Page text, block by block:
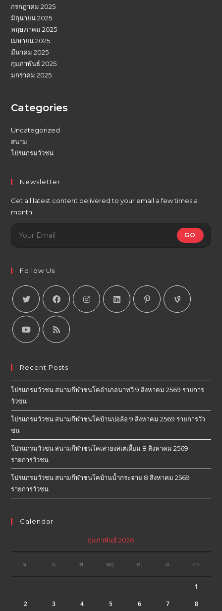
กรกฎาคม 2025
มิถุนายน 2025
พฤษภาคม 2025
เมษายน 2025
มีนาคม 2025
กุมภาพันธ์ 2025
มกราคม 2025
Categories
Uncategorized
สนาม
โปรแกรมวัวชน
Newsletter
Get all latest content delivered to your email a few times a
month.
GO
Follow Us
Recent Posts
โปรแกรมวัวชน สนามกีฬาชนโคอำเภอนาทวี 9 สิงหาคม 2569 รายการ
วัวชน
โปรแกรมวัวชน สนามกีฬาชนโคบ้านบ่อล้อ 9 สิงหาคม 2569 รายการวัว
ชน
โปรแกรมวัวชน สนามกีฬาชนโคเสาธงสเตเดี้ยม 8 สิงหาคม 2569
รายการวัวชน
โปรแกรมวัวชน สนามกีฬาชนโคบ้านน้ำกระจาย 8 สิงหาคม 2569
รายการวัวชน
Calendar
กุมภาพันธ์ 2026
จ. อ. พ. พฤ. ศ. ส. อา.
1
2 3 4 5 6 7 8